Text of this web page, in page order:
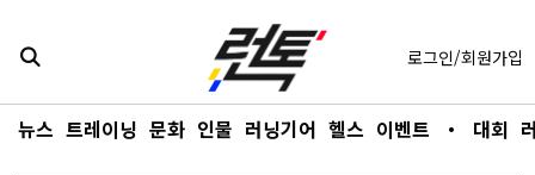
바로가기
뉴스 트레이닝 문화 인물 러닝기어 헬스 이벤트 ・ 대회
로그인/회원가입